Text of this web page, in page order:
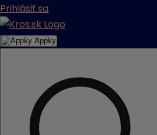
Prihlásiť sa
Appky